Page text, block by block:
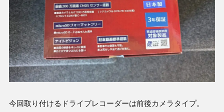
今回取り付けるドライブレコーダーは前後カメラタイプ。